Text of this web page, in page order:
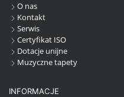
O nas
Kontakt
Serwis
Certyfikat ISO
Dotacje unijne
Muzyczne tapety
INFORMACJE